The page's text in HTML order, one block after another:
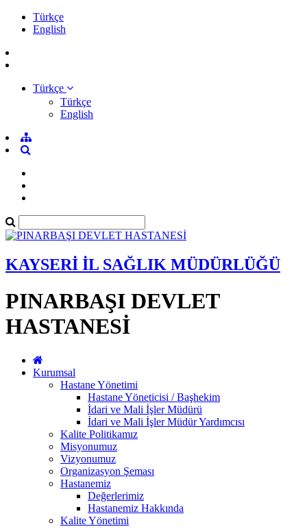
Türkçe
English
Türkçe
Türkçe
English
KAYSERİ İL SAĞLIK MÜDÜRLÜĞÜ
PINARBAŞI DEVLET
HASTANESİ
Kurumsal
Hastane Yönetimi
Hastane Yöneticisi / Başhekim
İdari ve Mali İşler Müdürü
İdari ve Mali İşler Müdür Yardımcısı
Kalite Politikamız
Misyonumuz
Vizyonumuz
Organizasyon Şeması
Hastanemiz
Değerlerimiz
Hastanemiz Hakkında
Kalite Yönetimi